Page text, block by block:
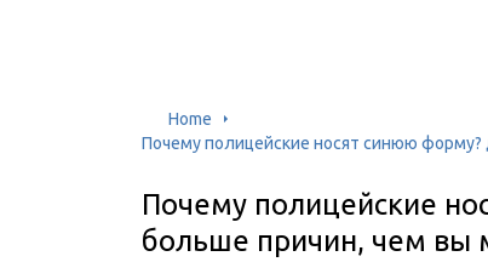
Home
Почему полицейские носят синюю
Почему полицейские
больше причин, чем вы